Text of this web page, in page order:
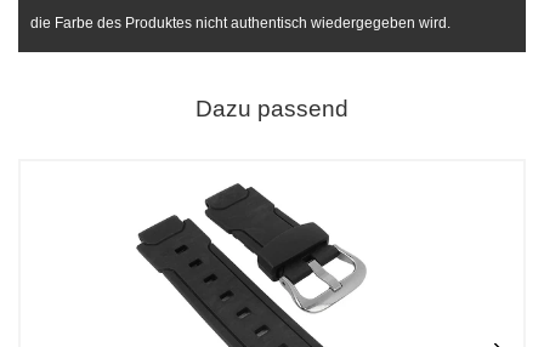
die Farbe des Produktes nicht authentisch wiedergegeben wird.
Dazu passend